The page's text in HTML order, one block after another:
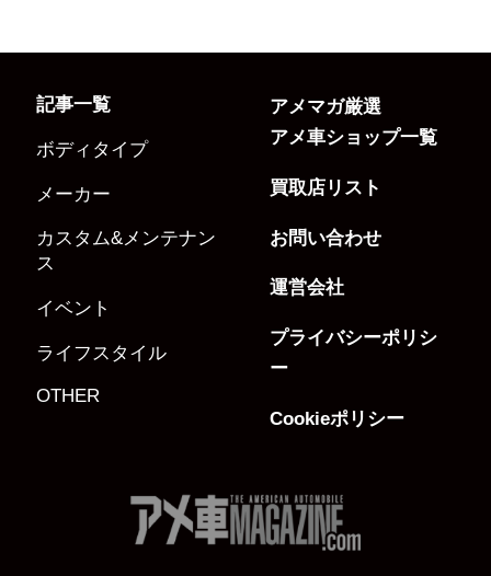
記事一覧
ボディタイプ
メーカー
カスタム&メンテナン
ス
イベント
ライフスタイル
OTHER
アメマガ厳選
アメ車ショップ一覧
買取店リスト
お問い合わせ
運営会社
プライバシーポリシ
ー
Cookieポリシー